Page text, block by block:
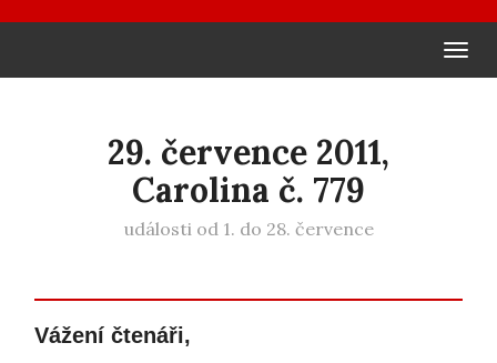
29. července 2011,
Carolina č. 779
události od 1. do 28. července
Vážení čtenáři,